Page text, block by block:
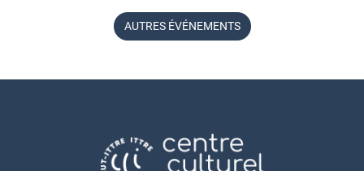
AUTRES ÉVÉNEMENTS